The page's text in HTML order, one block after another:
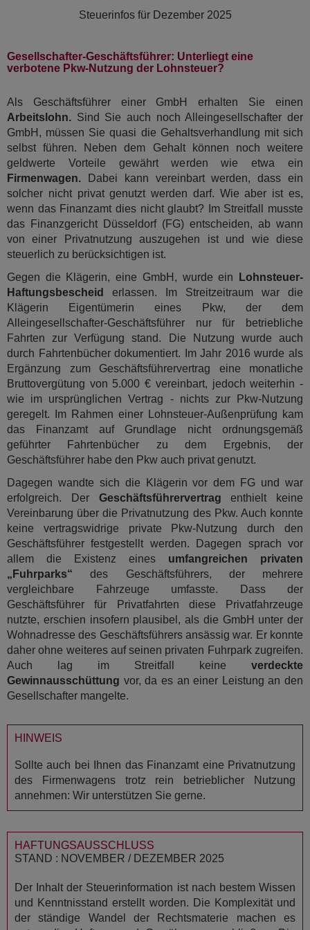
Steuerinfos für Dezember 2025
Gesellschafter-Geschäftsführer: Unterliegt eine
verbotene Pkw-Nutzung der Lohnsteuer?
Als Geschäftsführer einer GmbH erhalten Sie einen
Arbeitslohn. Sind Sie auch noch Alleingesellschafter der
GmbH, müssen Sie quasi die Gehaltsverhandlung mit sich
selbst führen. Neben dem Gehalt können noch weitere
geldwerte Vorteile gewährt werden wie etwa ein
Firmenwagen. Dabei kann vereinbart werden, dass ein
solcher nicht privat genutzt werden darf. Wie aber ist es,
wenn das Finanzamt dies nicht glaubt? Im Streitfall musste
das Finanzgericht Düsseldorf (FG) entscheiden, ab wann
von einer Privatnutzung auszugehen ist und wie diese
steuerlich zu berücksichtigen ist.
Gegen die Klägerin, eine GmbH, wurde ein
Lohnsteuer-
Haftungsbescheid
erlassen. Im Streitzeitraum war die
Klägerin Eigentümerin eines Pkw, der dem
Alleingesellschafter-Geschäftsführer nur für betriebliche
Fahrten zur Verfügung stand. Die Nutzung wurde auch
durch Fahrtenbücher dokumentiert. Im Jahr 2016 wurde als
Ergänzung zum Geschäftsführervertrag eine monatliche
Bruttovergütung von 5.000 € vereinbart, jedoch weiterhin -
wie im ursprünglichen Vertrag - nichts zur Pkw-Nutzung
geregelt. Im Rahmen einer Lohnsteuer-Außenprüfung kam
das Finanzamt auf Grundlage nicht ordnungsgemäß
geführter Fahrtenbücher zu dem Ergebnis, der
Geschäftsführer habe den Pkw auch privat genutzt.
Dagegen wandte sich die Klägerin vor dem FG und war
erfolgreich. Der Geschäftsführervertragenthielt keine
Vereinbarung über die Privatnutzung des Pkw. Auch konnte
keine vertragswidrige private Pkw-Nutzung durch den
Geschäftsführer festgestellt werden. Dagegen sprach vor
allem die Existenz eines umfangreichen privaten
„Fuhrparks“ des Geschäftsführers, der mehrere
vergleichbare Fahrzeuge umfasste. Dass der
Geschäftsführer für Privatfahrten diese Privatfahrzeuge
nutzte, erschien insofern plausibel, als die GmbH unter der
Wohnadresse des Geschäftsführers ansässig war. Er konnte
daher ohne weiteres auf seinen privaten Fuhrpark zugreifen.
Auch lag im Streitfall keine verdeckte
Gewinnausschüttung vor, da es an einer Leistung an den
Gesellschafter mangelte.
HINWEIS
Sollte auch bei Ihnen das Finanzamt eine Privatnutzung
des Firmenwagens trotz rein betrieblicher Nutzung
annehmen: Wir unterstützen Sie gerne.
HAFTUNGSAUSSCHLUSS
STAND : NOVEMBER / DEZEMBER 2025
Der Inhalt der Steuerinformation ist nach bestem Wissen
und Kenntnisstand erstellt worden. Die Komplexität und
der ständige Wandel der Rechtsmaterie machen es